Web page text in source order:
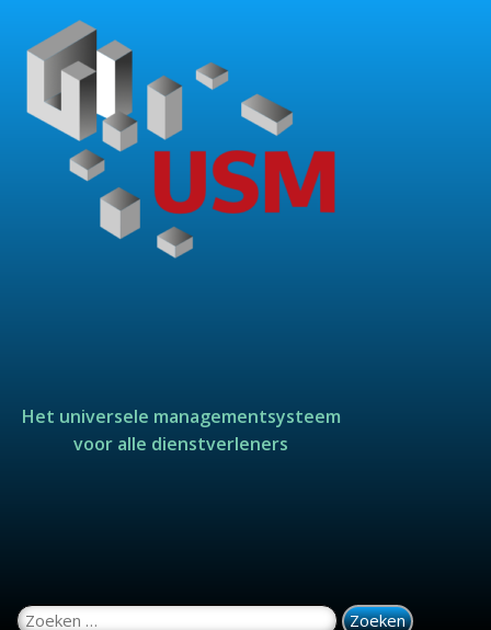
Het universele managementsysteem
voor alle dienstverleners
Zoeken naar: